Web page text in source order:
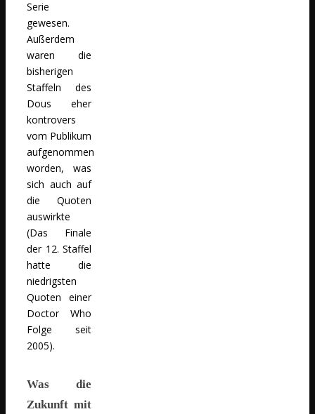
Serie
gewesen.
Außerdem
waren die
bisherigen
Staffeln des
Dous eher
kontrovers
vom Publikum
aufgenommen
worden, was
sich auch auf
die Quoten
auswirkte
(Das Finale
der 12. Staffel
hatte die
niedrigsten
Quoten einer
Doctor Who
Folge seit
2005).
Was die
Zukunft mit